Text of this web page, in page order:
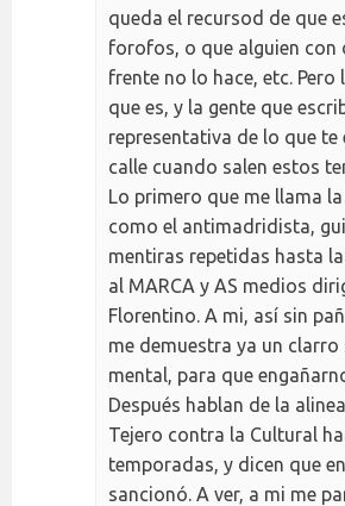
queda el recursod de que
forofos, o que alguien con
frente no lo hace, etc. Pero
que es, y la gente que
representativa de lo que te
calle cuando salen estos
Lo primero que me llama
como el antimadridista,
mentiras repetidas hasta
al MARCA y AS medios
Florentino. A mi, así sin
me demuestra ya un
mental, para que
Después hablan de la
Tejero contra la Cultural
temporadas, y dicen que
sancionó. A ver, a mi me